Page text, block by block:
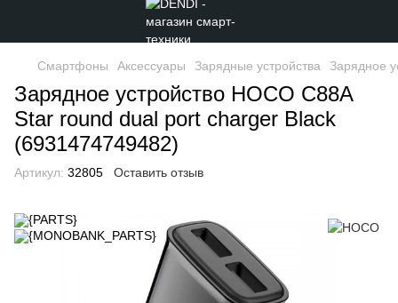
Смартфоны Аксессуары Зарядные устройства Зарядное
Зарядное устройство HOCO C88A
Star round dual port charger Black
(6931474749482)
Артикул: 32805 Оставить отзыв